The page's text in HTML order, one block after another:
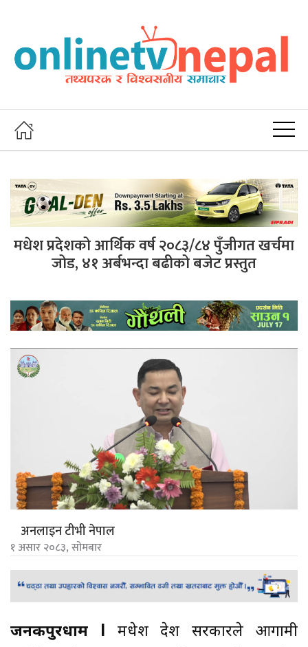
मधेश प्रदेशको आर्थिक वर्ष २०८३/८४ पुँजीगत खर्चमा
जोड, ४१ अर्बभन्दा बढीको बजेट प्रस्तुत
अनलाइन टीभी नेपाल
१ असार २०८३, सोमबार
जनकपुरधाम l मधेश प्रदेश सरकारले आगामी